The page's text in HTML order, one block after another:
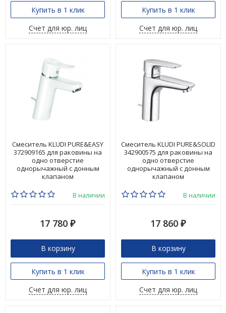
Купить в 1 клик
Счет для юр. лиц
Купить в 1 клик
Счет для юр. лиц
Смеситель KLUDI PURE&EASY
372909165 для раковины на
одно отверстие
однорычажный с донным
клапаном
В наличии
17 780 ₽
В корзину
Купить в 1 клик
Счет для юр. лиц
Смеситель KLUDI PURE&SOLID
342900575 для раковины на
одно отверстие
однорычажный с донным
клапаном
В наличии
17 860 ₽
В корзину
Купить в 1 клик
Счет для юр. лиц